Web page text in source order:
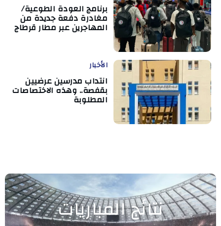
برنامج العودة الطوعية/
مغادرة دفعة جديدة من
المهاجرين عبر مطار قرطاج
الأخبار
انتداب مدرسين عرضيين
بقفصة.. وهذه الاختصاصات
المطلوبة
نتائج المباريات